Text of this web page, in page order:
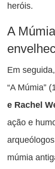
heróis.
A
Em
“A Múmia”
e Rachel
ação e
múmia